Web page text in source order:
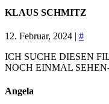
KLAUS SCHMITZ
12. Februar, 2024 | #
ICH SUCHE DIESEN
NOCH EINMAL
Angela